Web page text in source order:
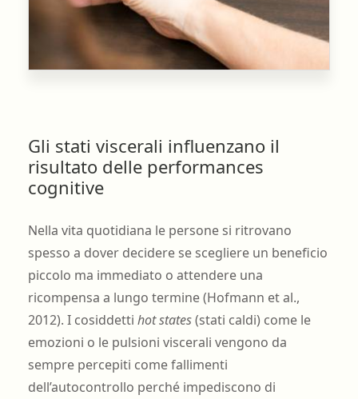
Gli stati viscerali influenzano il
risultato delle performances
cognitive
Nella vita quotidiana le persone si ritrovano
spesso a dover decidere se scegliere un beneficio
piccolo ma immediato o attendere una
ricompensa a lungo termine (Hofmann et al.,
2012). I cosiddetti hot states(stati caldi) come le
emozioni o le pulsioni viscerali vengono da
sempre percepiti come fallimenti
dell’autocontrollo perché impediscono di